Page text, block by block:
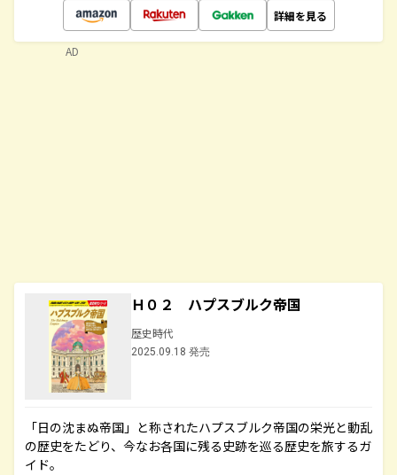
詳細を見る
Ｈ０２ ハプスブルク帝国
歴史時代
2025.09.18 発売
「日の沈まぬ帝国」と称されたハプスブルク帝国の栄光と動乱
の歴史をたどり、今なお各国に残る史跡を巡る歴史を旅するガ
イド。
AD